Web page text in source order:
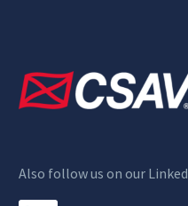
Also follow us on our